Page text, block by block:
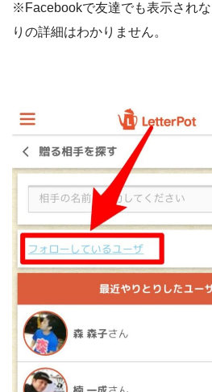
※Facebookで友達でも表示され
りの詳細はわかりません。